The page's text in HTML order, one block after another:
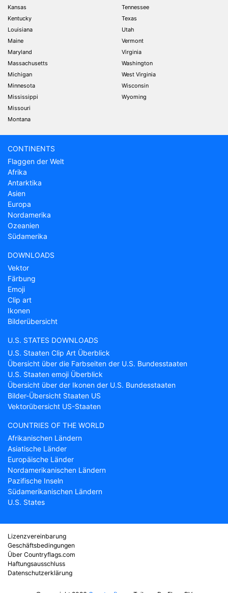
Kansas
Kentucky
Louisiana
Maine
Maryland
Massachusetts
Michigan
Minnesota
Mississippi
Missouri
Montana
Tennessee
Texas
Utah
Vermont
Virginia
Washington
West Virginia
Wisconsin
Wyoming
CONTINENTS
Flaggen der Welt
Afrika
Antarktika
Asien
Europa
Nordamerika
Ozeanien
Südamerika
DOWNLOADS
Vektor
Färbung
Emoji
Clip art
Ikonen
Bilderübersicht
U.S. STATES DOWNLOADS
U.S. Staaten Clip Art Überblick
Übersicht über die Farbseiten der U.S. Bundesstaaten
U.S. Staaten emoji Überblick
Übersicht über der Ikonen der U.S. Bundesstaaten
Bilder-Übersicht Staaten US
Vektorübersicht US-Staaten
COUNTRIES OF THE WORLD
Afrikanischen Ländern
Asiatische Länder
Europäische Länder
Nordamerikanischen Ländern
Pazifische Inseln
Südamerikanischen Ländern
U.S. States
Lizenzvereinbarung
Geschäftsbedingungen
Über Countryflags.com
Haftungsausschluss
Datenschutzerklärung